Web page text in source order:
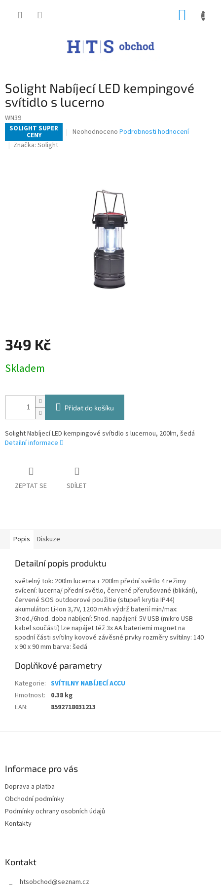
Solight Nabíjecí LED kempingové
svítidlo s lucerno
WN39
SOLIGHT SUPER
CENY
Průměrné
hvězdiček.
Neohodnoceno Podrobnosti hodnocení
Značka: Solight
349 Kč
cena:
Skladem
Přidat do košíku
Solight Nabíjecí LED kempingové svítidlo s lucernou, 200lm, šedá
Detailní informace
ZEPTAT SE SDÍLET
Popis Diskuze
Detailní popis produktu
světelný tok: 200lm lucerna + 200lm přední světlo 4 režimy
svícení: lucerna/ přední světlo, červené přerušované (blikání),
červené SOS outdoorové použitie (stupeň krytia IP44)
akumulátor: Li-Ion 3,7V, 1200 mAh výdrž baterií min/max:
3hod./6hod. doba nabíjení: 5hod. napájení: 5V USB (mikro USB
kabel součástí) lze napájet též 3x AA bateriemi magnet na
spodní části svítilny kovové závěsné prvky rozměry svítilny: 140
x 90 x 90 mm barva: šedá
Doplňkové parametry
Kategorie: SVÍTILNY NABÍJECÍ ACCU
Hmotnost:
0.38 kg
EAN: 8592718031213
Informace pro vás
Doprava a platba
Obchodní podmínky
Podmínky ochrany osobních údajů
Kontakty
Kontakt
htsobchod@seznam.cz